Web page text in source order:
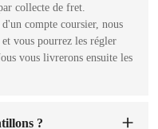
collecte de fret.
compte coursier, nous
vous pourrez les régler
vous livrerons ensuite les
?